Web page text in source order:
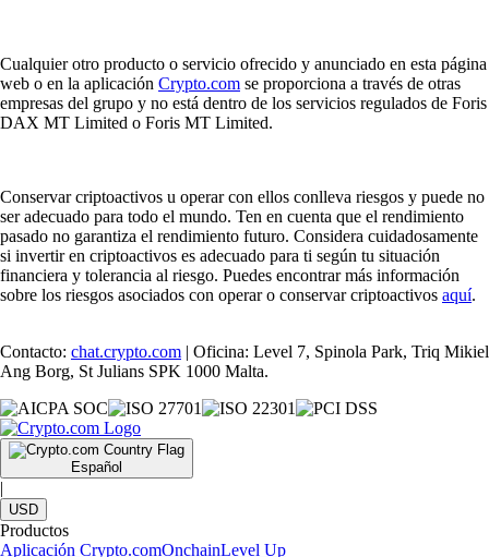
Cualquier otro producto o servicio ofrecido y anunciado en esta página
web o en la aplicación Crypto.com se proporciona a través de otras
empresas del grupo y no está dentro de los servicios regulados de Foris
DAX MT Limited o Foris MT Limited.
Conservar criptoactivos u operar con ellos conlleva riesgos y puede no
ser adecuado para todo el mundo. Ten en cuenta que el rendimiento
pasado no garantiza el rendimiento futuro. Considera cuidadosamente
si invertir en criptoactivos es adecuado para ti según tu situación
financiera y tolerancia al riesgo. Puedes encontrar más información
sobre los riesgos asociados con operar o conservar criptoactivos aquí.
Contacto: chat.crypto.com | Oficina: Level 7, Spinola Park, Triq Mikiel
Ang Borg, St Julians SPK 1000 Malta.
Español
|
USD
Productos
Aplicación Crypto.comOnchainLevel Up